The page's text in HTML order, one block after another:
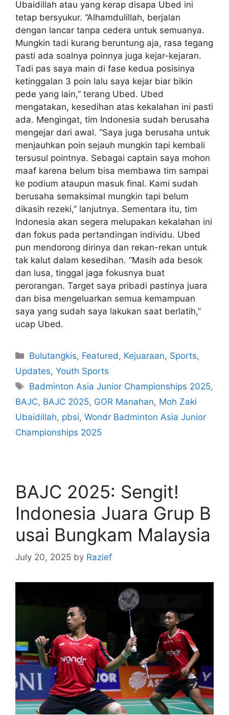
Ubaidillah atau yang kerap disapa Ubed ini
tetap bersyukur. “Alhamdulillah, berjalan
dengan lancar tanpa cedera untuk semuanya.
Mungkin tadi kurang beruntung aja, rasa tegang
pasti ada soalnya poinnya juga kejar-kejaran.
Tadi pas saya main di fase kedua posisinya
ketinggalan 3 poin lalu saya kejar biar bikin
pede yang lain,” terang Ubed. Ubed
mengatakan, kesedihan atas kekalahan ini pasti
ada. Mengingat, tim Indonesia sudah berusaha
mengejar dari awal. “Saya juga berusaha untuk
menjauhkan poin sejauh mungkin tapi kembali
tersusul pointnya. Sebagai captain saya mohon
maaf karena belum bisa membawa tim sampai
ke podium ataupun masuk final. Kami sudah
berusaha semaksimal mungkin tapi belum
dikasih rezeki,” lanjutnya. Sementara itu, tim
Indonesia akan segera melupakan kekalahan ini
dan fokus pada pertandingan individu. Ubed
pun mendorong dirinya dan rekan-rekan untuk
tak kalut dalam kesedihan. “Masih ada besok
dan lusa, tinggal jaga fokusnya buat
perorangan. Target saya pribadi pastinya juara
dan bisa mengeluarkan semua kemampuan
saya yang sudah saya lakukan saat berlatih,”
ucap Ubed.
Bulutangkis, Featured , Kejuaraan, Sports,
Updates, Youth Sports
Badminton Asia Junior Championships 2025,
BAJC, BAJC 2025, GOR Manahan, Moh Zaki
Ubaidillah, pbsi, Wondr Badminton Asia Junior
Championships 2025
BAJC 2025: Sengit!
Indonesia Juara Grup B
usai Bungkam Malaysia
July 20, 2025 by Razief